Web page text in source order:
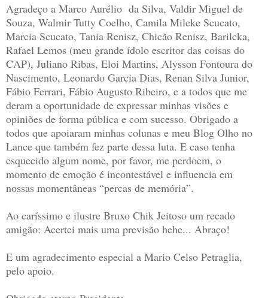
Agradeço a Marco Aurélio da Silva, Valdir Miguel de
Souza, Walmir Tutty Coelho, Camila Mileke Scucato,
Marcia Scucato, Tania Renisz, Chicão Renisz, Barilcka,
Rafael Lemos (meu grande ídolo escritor das coisas do
CAP), Juliano Ribas, Eloi Martins, Alysson Fontoura do
Nascimento, Leonardo Garcia Dias, Renan Silva Junior,
Fábio Ferrari, Fábio Augusto Ribeiro, e a todos que me
deram a oportunidade de expressar minhas visões e
opiniões de forma pública e com sucesso. Obrigado a
todos que apoiaram minhas colunas e meu Blog Olho no
Lance que também fez parte dessa luta. E caso tenha
esquecido algum nome, por favor, me perdoem, o
momento de emoção é incontestável e influencia em
nossas momentâneas “percas de memória”.
Ao caríssimo e ilustre Bruxo Chik Jeitoso um recado
amigão: Acertei mais uma previsão hehe... Abraço!
E um agradecimento especial a Mario Celso Petraglia,
pelo apoio.